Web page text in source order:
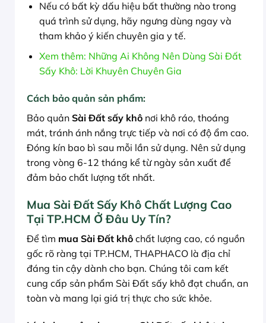
Nếu có bất kỳ dấu hiệu bất thường nào trong
quá trình sử dụng, hãy ngưng dùng ngay và
tham khảo ý kiến chuyên gia y tế.
Xem thêm: Những Ai Không Nên Dùng Sài Đất
Sấy Khô: Lời Khuyên Chuyên Gia
Cách bảo quản sản phẩm:
Bảo quản Sài Đất sấy khô nơi khô ráo, thoáng
mát, tránh ánh nắng trực tiếp và nơi có độ ẩm cao.
Đóng kín bao bì sau mỗi lần sử dụng. Nên sử dụng
trong vòng 6-12 tháng kể từ ngày sản xuất để
đảm bảo chất lượng tốt nhất.
Mua Sài Đất Sấy Khô Chất Lượng Cao
Tại TP.HCM Ở Đâu Uy Tín?
Để tìm mua Sài Đất khô chất lượng cao, có nguồn
gốc rõ ràng tại TP.HCM, THAPHACO là địa chỉ
đáng tin cậy dành cho bạn. Chúng tôi cam kết
cung cấp sản phẩm Sài Đất sấy khô đạt chuẩn, an
toàn và mang lại giá trị thực cho sức khỏe.